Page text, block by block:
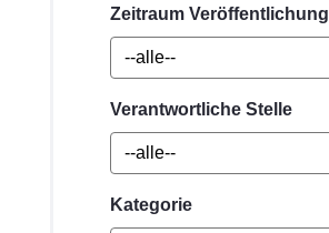
Zeitraum Veröffentlichung
Verantwortliche Stelle
Kategorie